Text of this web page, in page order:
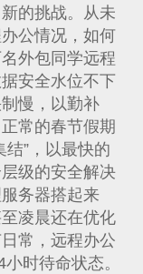
的挑战。从未
公情况，如何
外包同学远程
安全水位不下
慢，以勤补
常的春节假期
结”，以最快的
级的安全解决
务器搭起来
凌晨还在优化
常，远程办公
时待命状态。